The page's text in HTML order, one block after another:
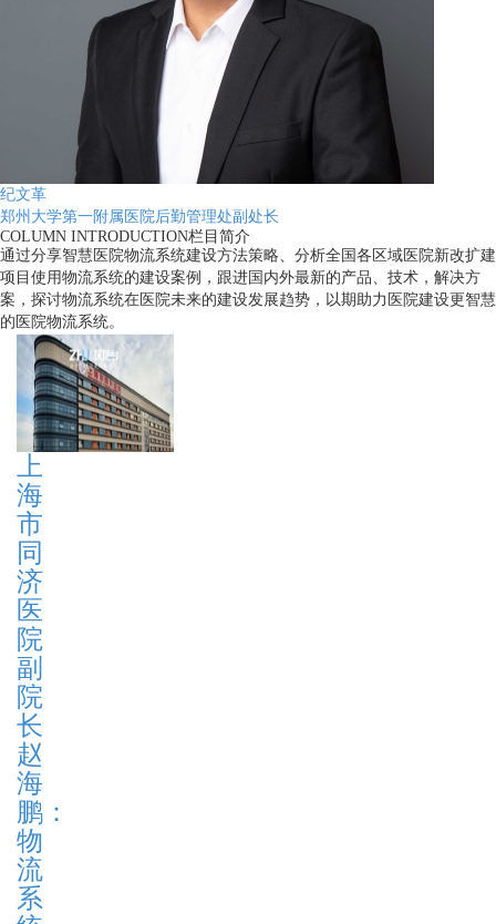
纪文革
郑州大学第一附属医院后勤管理处副处长
COLUMN INTRODUCTION栏目简介
通过分享智慧医院物流系统建设方法策略、分析全国各区域医院新改扩建
项目使用物流系统的建设案例，跟进国内外最新的产品、技术，解决方
案，探讨物流系统在医院未来的建设发展趋势，以期助力医院建设更智慧
的医院物流系统。
上
海
市
同
济
医
院
副
院
长
赵
海
鹏：
物
流
系